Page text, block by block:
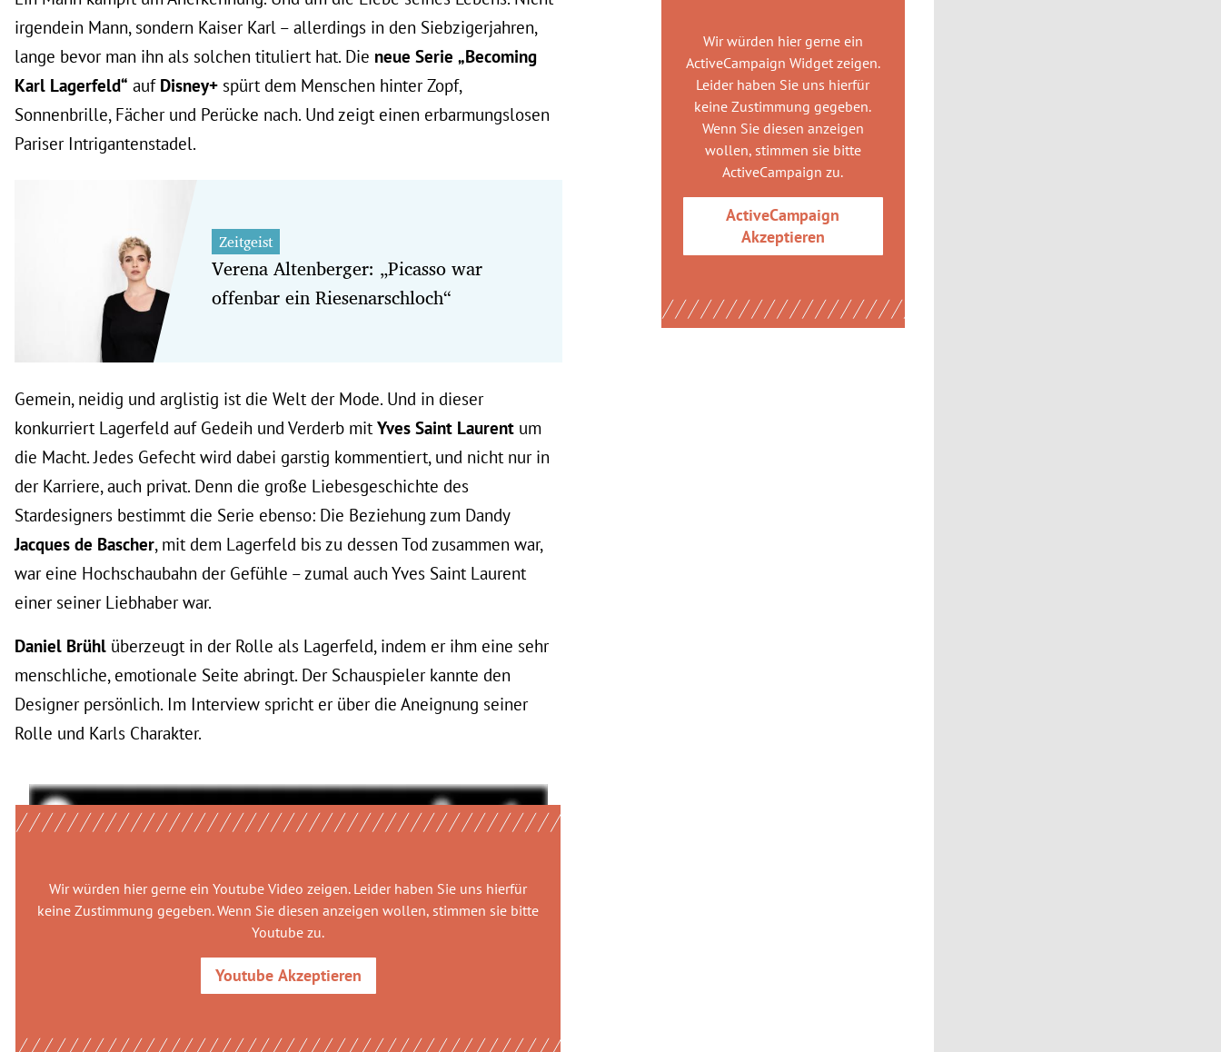
irgendein Mann, sondern Kaiser Karl – allerdings in den Siebzigerjahren,
lange bevor man ihn als solchen tituliert hat. Die neue Serie „Becoming
Karl Lagerfeld“ auf Disney+ spürt dem Menschen hinter Zopf,
Sonnenbrille, Fächer und Perücke nach. Und zeigt einen erbarmungslosen
Pariser Intrigantenstadel.
Zeitgeist
Verena Altenberger: „Picasso war
offenbar ein Riesenarschloch“
Gemein, neidig und arglistig ist die Welt der Mode. Und in dieser
konkurriert Lagerfeld auf Gedeih und Verderb mit Yves Saint Laurent um
die Macht. Jedes Gefecht wird dabei garstig kommentiert, und nicht nur in
der Karriere, auch privat. Denn die große Liebesgeschichte des
Stardesigners bestimmt die Serie ebenso: Die Beziehung zum Dandy
Jacques de Bascher, mit dem Lagerfeld bis zu dessen Tod zusammen war,
war eine Hochschaubahn der Gefühle – zumal auch Yves Saint Laurent
einer seiner Liebhaber war.
Daniel Brühl überzeugt in der Rolle als Lagerfeld, indem er ihm eine sehr
menschliche, emotionale Seite abringt. Der Schauspieler kannte den
Designer persönlich. Im Interview spricht er über die Aneignung seiner
Rolle und Karls Charakter.
Wir würden hier gerneein Youtube Video zeigen. Leider haben Sie uns hierfür
keine Zustimmung gegeben. Wenn Sie diesen anzeigen wollen, stimmen sie bitte
Youtube zu.
YoutubeAkzeptieren
Wir würden hier gerne ein
ActiveCampaign Widgetzeigen.
Leider haben Sie uns hierfür
keine Zustimmung gegeben.
Wenn Sie diesen anzeigen
wollen, stimmen sie bitte
ActiveCampaign zu.
ActiveCampaign
Akzeptieren